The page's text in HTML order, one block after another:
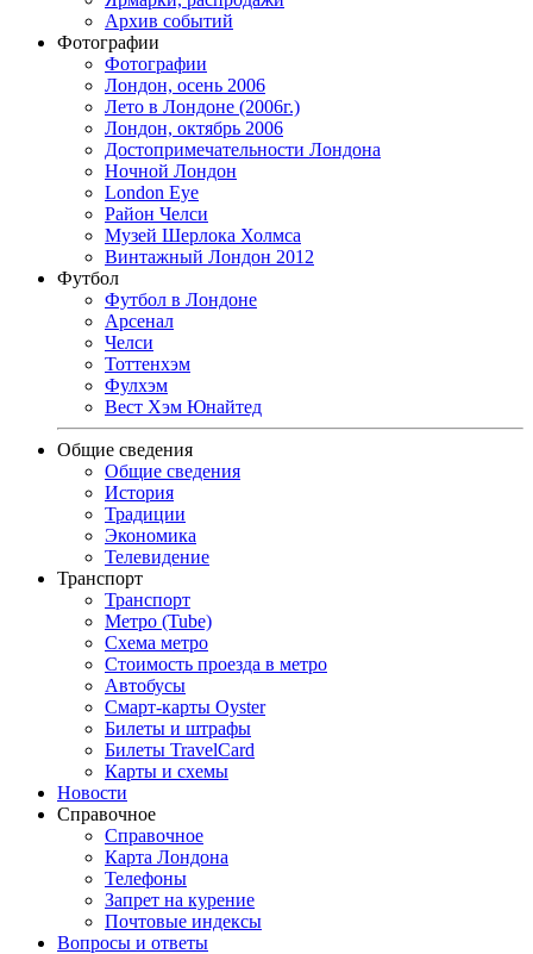
Архив событий
Фотографии
Фотографии
Лондон, осень 2006
Лето в Лондоне (2006г.)
Лондон, октябрь 2006
Достопримечательности Лондона
Ночной Лондон
London Eye
Район Челси
Музей Шерлока Холмса
Винтажный Лондон 2012
Футбол
Футбол в Лондоне
Арсенал
Челси
Тоттенхэм
Фулхэм
Вест Хэм Юнайтед
Общие сведения
Общие сведения
История
Традиции
Экономика
Телевидение
Транспорт
Транспорт
Метро (Tube)
Схема метро
Стоимость проезда в метро
Автобусы
Смарт-карты Oyster
Билеты и штрафы
Билеты TravelCard
Карты и схемы
Новости
Справочное
Справочное
Карта Лондона
Телефоны
Запрет на курение
Почтовые индексы
Вопросы и ответы